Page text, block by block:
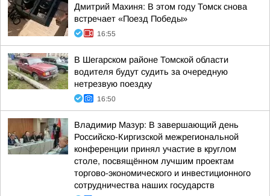
Дмитрий Махиня: В этом году Томск снова
встречает «Поезд Победы»
16:55
В Шегарском районе Томской области
водителя будут судить за очередную
нетрезвую поездку
16:50
Владимир Мазур: В завершающий день
Российско-Киргизской межрегиональной
конференции принял участие в круглом
столе, посвящённом лучшим проектам
торгово-экономического и инвестиционного
сотрудничества наших государств